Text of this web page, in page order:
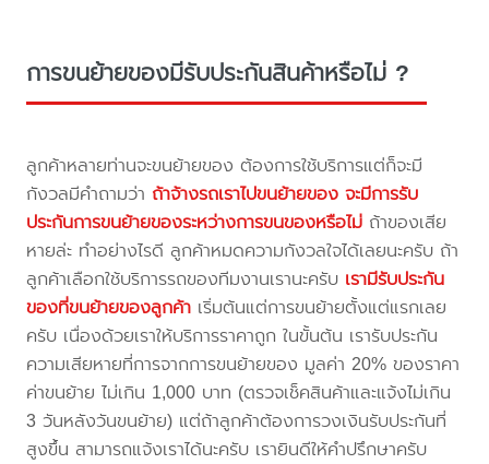
การขนย้ายของมีรับประกันสินค้าหรือไม่ ?
ลูกค้าหลายท่านจะขนย้ายของ ต้องการใช้บริการแต่ก็จะมี
กังวลมีคำถามว่า ถ้าจ้างรถเราไปขนย้ายของ จะมีการรับ
ประกันการขนย้ายของระหว่างการขนของหรือไม่ ถ้าของเสีย
หายล่ะ ทำอย่างไรดี ลูกค้าหมดความกังวลใจได้เลยนะครับ ถ้า
ลูกค้าเลือกใช้บริการรถของทีมงานเรานะครับ เรามีรับประกัน
ของที่ขนย้ายของลูกค้า เริ่มต้นแต่การขนย้ายตั้งแต่แรกเลย
ครับ เนื่องด้วยเราให้บริการราคาถูก ในขั้นต้น เรารับประกัน
ความเสียหายที่การจากการขนย้ายของ มูลค่า 20% ของราคา
ค่าขนย้าย ไม่เกิน 1,000 บาท (ตรวจเช็คสินค้าและแจ้งไม่เกิน
3 วันหลังวันขนย้าย) แต่ถ้าลูกค้าต้องการวงเงินรับประกันที่
สูงขึ้น สามารถแจ้งเราได้นะครับ เรายินดีให้คำปรึกษาครับ